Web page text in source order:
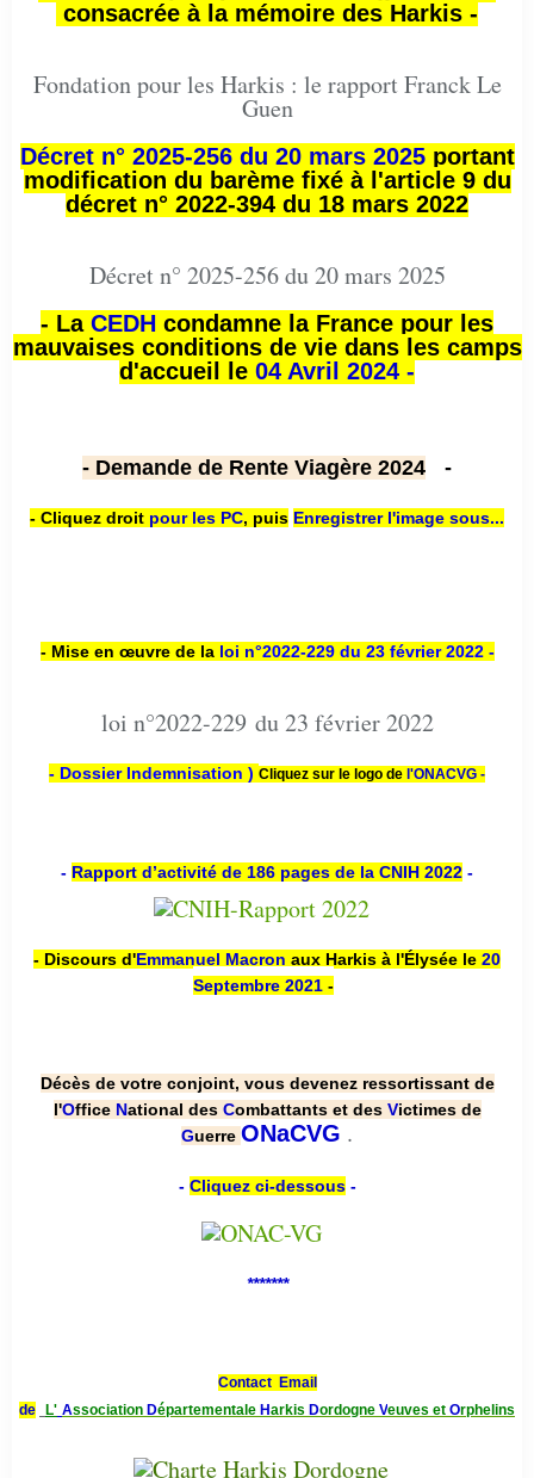
consacrée à la mémoire des Harkis -
Fondation pour les Harkis : le rapport Franck Le
Guen
Décret n° 2025-256 du 20 mars 2025portant
modification du barème fixé à l'article 9 du
décret n° 2022-394 du 18 mars 2022
Décret n° 2025-256 du 20 mars 2025
- La CEDH condamne la France pour les
mauvaises conditions de vie dans les camps
d'accueil le 04 Avril 2024 -
- Demande de Rente Viagère 2024 -
- Cliquez droit pour les PC, puis Enregistrer l'image sous...
- Mise en œuvre de la loi n°2022-229 du 23 février 2022 -
loi n°2022-229 du 23 février 2022
- Dossier Indemnisation ) Cliquez sur le logo de l'ONACVG -
- Rapport d’activité de 186 pages de la CNIH 2022 -
- Discours d'Emmanuel Macron aux Harkis à l'Élysée le 20
Septembre 2021 -
Décès de votre conjoint, vous devenez ressortissant de
l'Office National des Combattants et des Victimes de
Guerre ONaCVG .
- Cliquez ci-dessous-
*******
Contact Email
de
L' Association Départementale Harkis Dordogne Veuves et Orphelins